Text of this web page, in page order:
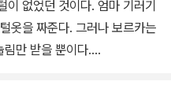
이 없었던 것이다. 엄마 기러기
옷을 짜준다. 그러나 보르카는
만 받을 뿐이다.